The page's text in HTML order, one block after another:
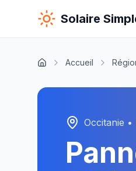
Solaire
Accueil
Occitanie •